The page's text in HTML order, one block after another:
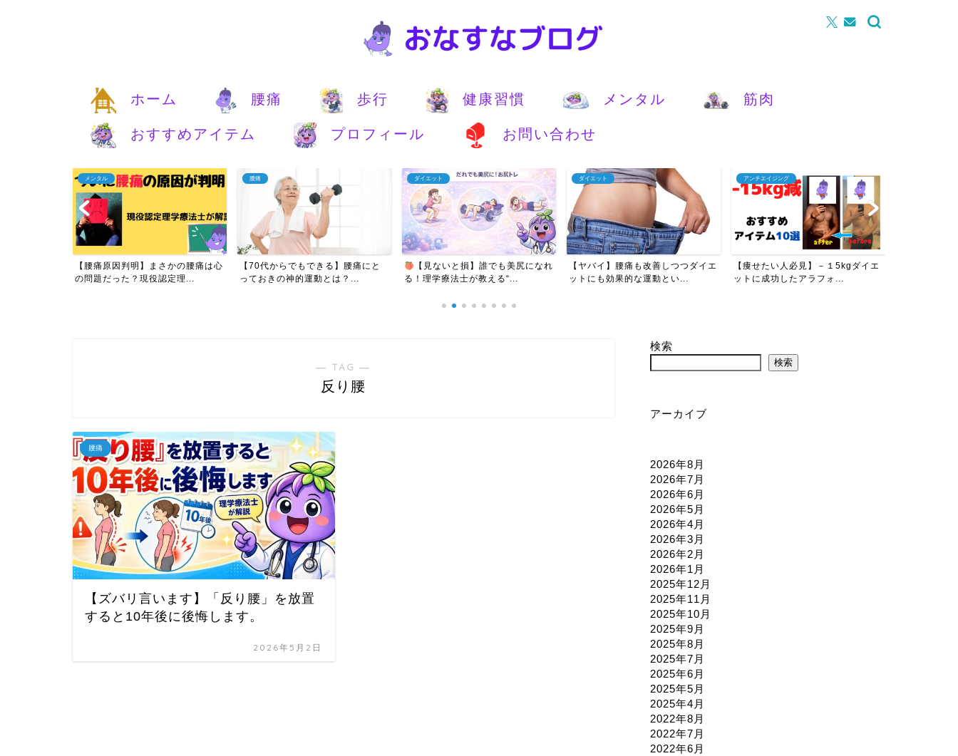
ホーム 腰痛 歩行 健康習慣 メンタル
筋肉
おすすめアイテム
プロフィール お問い合わせ
メンタル
【腰痛原因判明】まさかの腰痛は心
の問題だった？現役認定理...
腰痛
【70代からでもできる】腰痛にと
っておきの神的運動とは？...
ダイエット
【見ないと損】誰でも美尻になれ
る！理学療法士が教える“...
ダイエット
【ヤバイ】腰痛も改善しつつダイエ
ットにも効果的な運動とい...
アンチエイジング
【痩せたい人必見】－１5kgダイエ
ットに成功したアラフォ...
― TAG ―
反り腰
腰痛
【ズバリ言います】「反り腰」を放置
すると10年後に後悔します。
2026年5月2日
検索
検索
アーカイブ
2026年8月
2026年7月
2026年6月
2026年5月
2026年4月
2026年3月
2026年2月
2026年1月
2025年12月
2025年11月
2025年10月
2025年9月
2025年8月
2025年7月
2025年6月
2025年5月
2025年4月
2022年8月
2022年7月
2022年6月